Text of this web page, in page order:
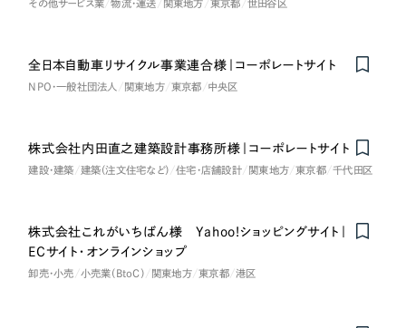
その他サービス業 物流・運送 関東地方 東京都 世田谷区
全日本自動車リサイクル事業連合様｜コーポレートサイト
NPO・一般社団法人 関東地方 東京都 中央区
株式会社内田直之建築設計事務所様｜コーポレートサイト
建設・建築 建築（注文住宅など） 住宅・店舗設計 関東地方 東京都 千代田区
株式会社これがいちばん様 Yahoo!ショッピングサイト｜
ECサイト・オンラインショップ
卸売・小売 小売業（BtoC） 関東地方 東京都 港区